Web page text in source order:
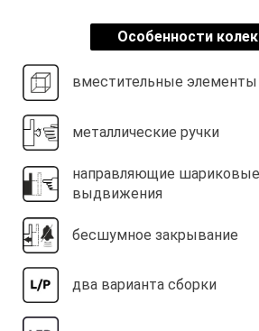
Особенности
вместительные элементы
металлические ручки
направляющие шариковые
выдвижения
бесшумное закрывание
два варианта сборки